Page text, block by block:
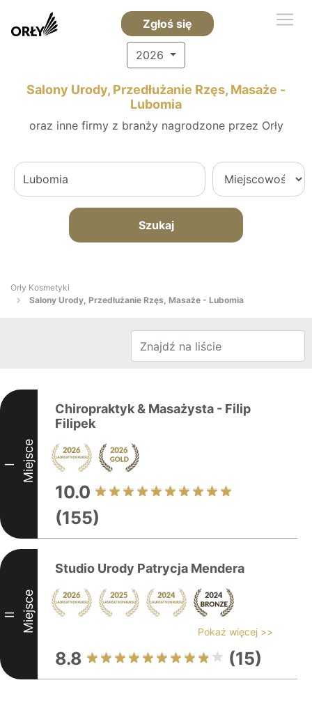
Zgłoś się
2026
Salony Urody, Przedłużanie Rzęs, Masaże -
Lubomia
oraz inne firmy z branży nagrodzone przez Orły
Szukaj
Orły Kosmetyki
Salony Urody, Przedłużanie Rzęs, Masaże - Lubomia
I Miejsce
Chiropraktyk & Masażysta - Filip
Filipek
10.0
(155)
II Miejsce
Studio Urody Patrycja Mendera
Pokaż więcej >>
8.8 (15)